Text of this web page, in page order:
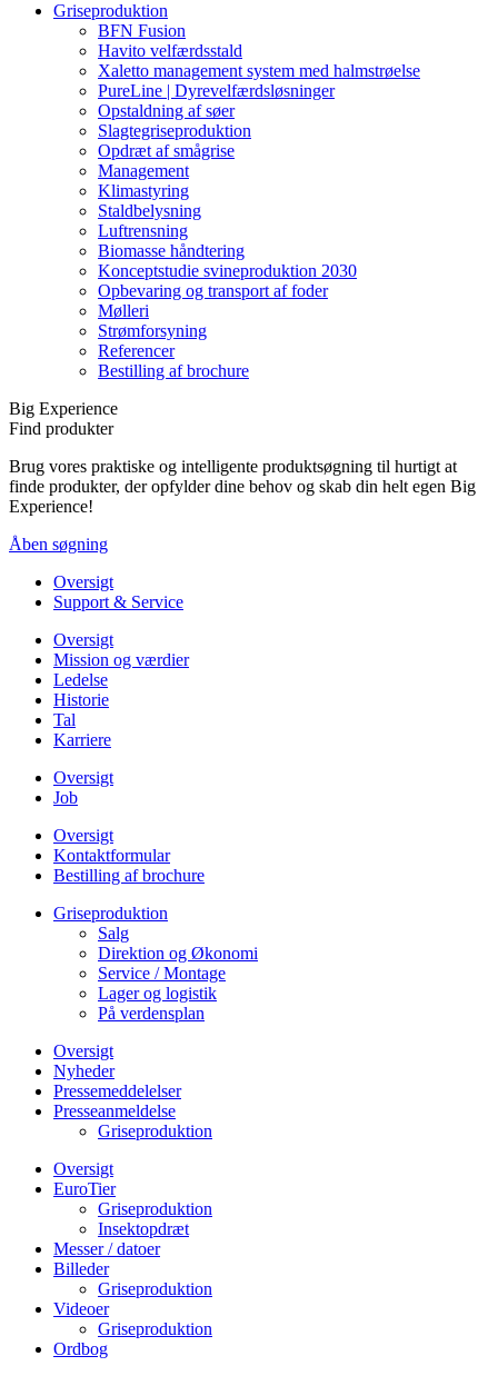
Griseproduktion
BFN Fusion
Havito velfærdsstald
Xaletto management system med halmstrøelse
PureLine | Dyrevelfærdsløsninger
Opstaldning af søer
Slagtegriseproduktion
Opdræt af smågrise
Management
Klimastyring
Staldbelysning
Luftrensning
Biomasse håndtering
Konceptstudie svineproduktion 2030
Opbevaring og transport af foder
Mølleri
Strømforsyning
Referencer
Bestilling af brochure
Big Experience
Find produkter
Brug vores praktiske og intelligente produktsøgning til hurtigt at
finde produkter, der opfylder dine behov og skab din helt egen Big
Experience!
Åben søgning
Oversigt
Support & Service
Oversigt
Mission og værdier
Ledelse
Historie
Tal
Karriere
Oversigt
Job
Oversigt
Kontaktformular
Bestilling af brochure
Griseproduktion
Salg
Direktion og Økonomi
Service / Montage
Lager og logistik
På verdensplan
Oversigt
Nyheder
Pressemeddelelser
Presseanmeldelse
Griseproduktion
Oversigt
EuroTier
Griseproduktion
Insektopdræt
Messer / datoer
Billeder
Griseproduktion
Videoer
Griseproduktion
Ordbog